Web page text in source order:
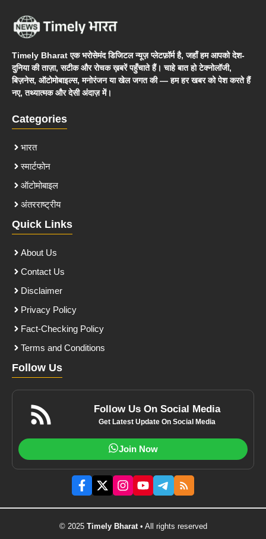
Timely Bharat एक भरोसेमंद डिजिटल न्यूज़ प्लेटफ़ॉर्म है, जहाँ हम आपको देश-
दुनिया की ताज़ा, सटीक और रोचक ख़बरें पहुँचाते हैं। चाहे बात हो टेक्नोलॉजी,
बिज़नेस, ऑटोमोबाइल्स, मनोरंजन या खेल जगत की — हम हर खबर को पेश करते हैं
नए, तथ्यात्मक और देसी अंदाज़ में।
Categories
भारत
स्मार्टफोन
ऑटोमोबाइल
अंतरराष्ट्रीय
Quick Links
About Us
Contact Us
Disclaimer
Privacy Policy
Fact-Checking Policy
Terms and Conditions
Follow Us
Follow Us On Social Media
Get Latest Update On Social Media
Join Now
© 2025 Timely Bharat• All rights reserved